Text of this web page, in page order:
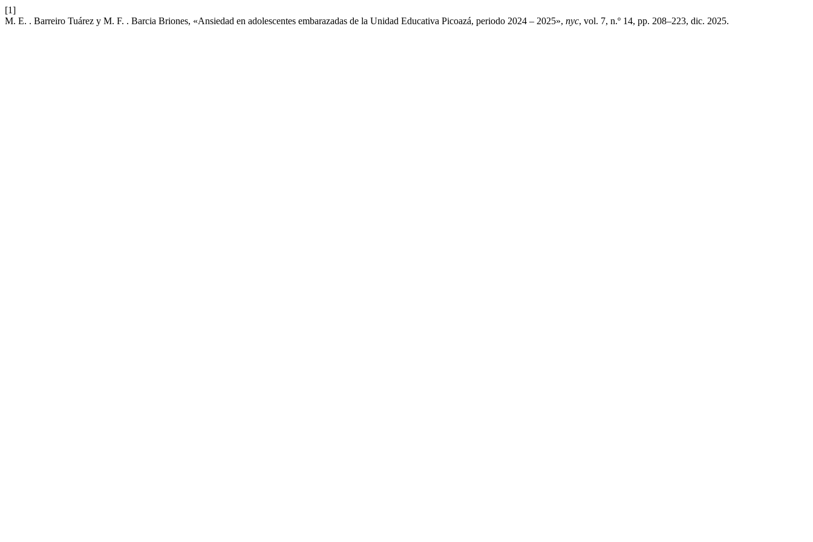
[1]
M. E. . Barreiro Tuárez y M. F. . Barcia Briones, «Ansiedad en adolescentes embarazadas de la Unidad Educativa Picoazá, periodo 2024 – 2025», nyc, vol. 7, n.º 14, pp. 208–223, dic. 2025.